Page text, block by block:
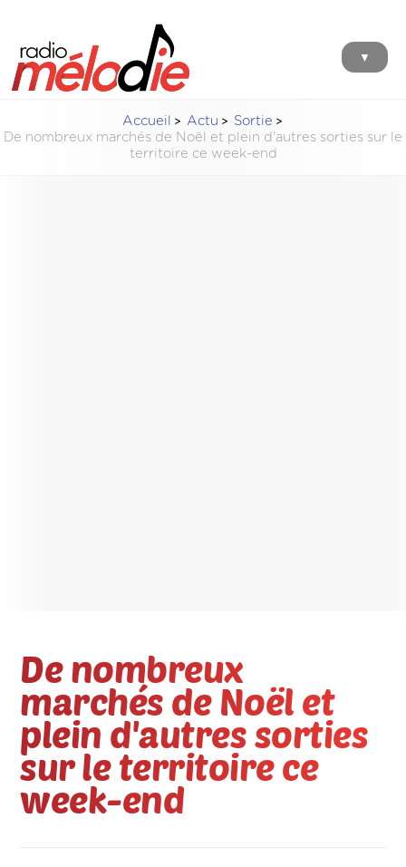
▼
Accueil Actu
Sortie
De nombreux marchés de Noël et plein d'autres sorties sur le
territoire ce week-end
De nombreux
marchés de Noël et
plein d'autres sorties
sur le territoire ce
week-end